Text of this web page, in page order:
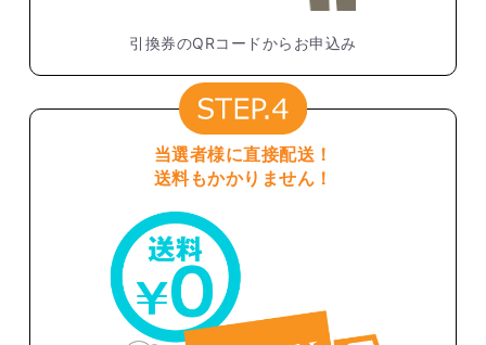
引換券のQRコードからお申込み
当選者様に直接配送！
送料もかかりません！